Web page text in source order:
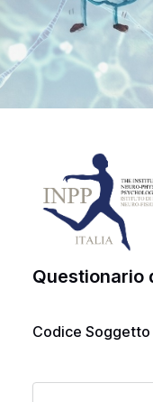
Questionario
Codice Soggetto